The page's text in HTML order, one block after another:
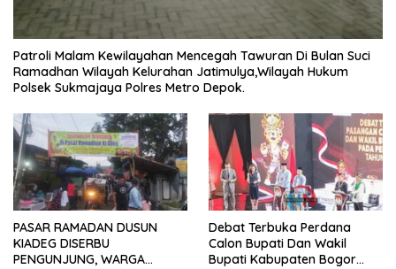
Patroli Malam Kewilayahan Mencegah Tawuran Di Bulan Suci
Ramadhan Wilayah Kelurahan Jatimulya,Wilayah Hukum
Polsek Sukmajaya Polres Metro Depok.
PASAR RAMADAN DUSUN
KIADEG DISERBU
PENGUNJUNG, WARGA
Debat Terbuka Perdana
Calon Bupati Dan Wakil
Bupati Kabupaten Bogor